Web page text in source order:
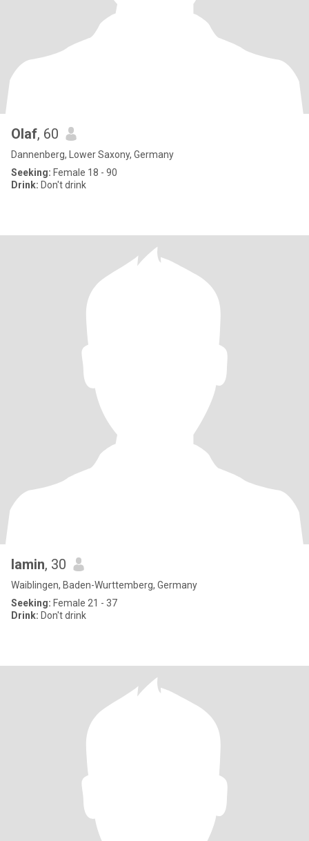
Olaf, 60
Dannenberg, Lower Saxony, Germany
Seeking: Female 18 - 90
Drink: Don't drink
lamin, 30
Waiblingen, Baden-Wurttemberg, Germany
Seeking: Female 21 - 37
Drink: Don't drink